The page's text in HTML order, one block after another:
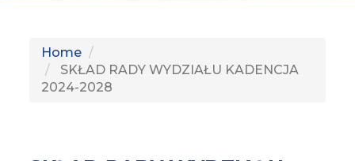
Home
SKŁAD RADY WYDZIAŁU KADENCJA
2024-2028